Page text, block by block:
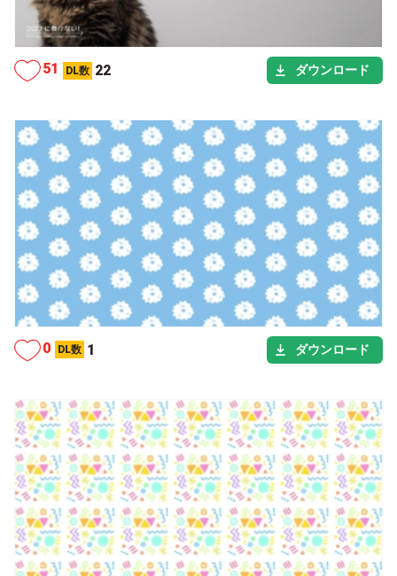
シーン
タグ
51 DL数 22 ダウンロード
カテゴリー
シーン
0 DL数 1 ダウンロード
カテゴリー
シーン